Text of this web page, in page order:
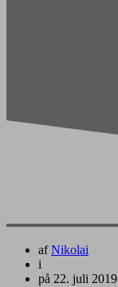
afNikolai
i
på 22. juli 2019